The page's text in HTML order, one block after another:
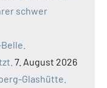
schwer
7. August 2026
Glashütte.